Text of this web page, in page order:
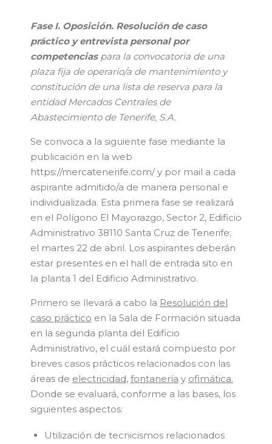
Fase I. Oposición. Resolución de caso
práctico y entrevista personal por
competencias para la convocatoria de una
plaza fija de operario/a de mantenimiento y
constitución de una lista de reserva para la
entidad Mercados Centrales de
Abastecimiento de Tenerife, S.A.
Se convoca a la siguiente fase mediante la
publicación en la web
https://mercatenerife.com/y por mail a cada
aspirante admitido/a de manera personal e
individualizada. Esta primera fase se realizará
en el Polígono El Mayorazgo, Sector 2, Edificio
Administrativo 38110 Santa Cruz de Tenerife;
el martes 22 de abril. Los aspirantes deberán
estar presentes en el hall de entrada sito en
la planta 1 del Edificio Administrativo.
Primero se llevará a cabo la Resolución del
caso práctico en la Sala de Formación situada
en la segunda planta del Edificio
Administrativo, el cuál estará compuesto por
breves casos prácticos relacionados con las
áreas de electricidad, fontanería y ofimática.
Donde se evaluará, conforme a las bases, los
siguientes aspectos:
Utilización de tecnicismos relacionados